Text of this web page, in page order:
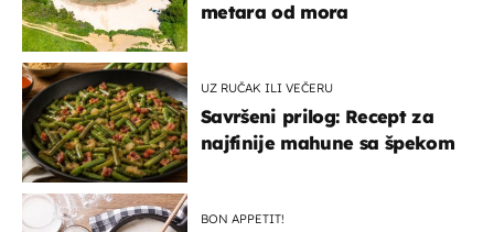
metara od mora
UZ RUČAK ILI VEČERU
Savršeni prilog: Recept za
najfinije mahune sa špekom
BON APPETIT!